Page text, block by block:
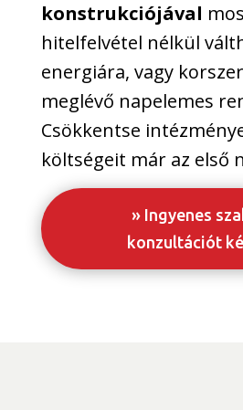
konstrukciójával
hitelfelvétel nélkül
energiára, vagy
meglévő napelemes
Csökkentse
költségeit már az első
» Ingyenes
konzultációt